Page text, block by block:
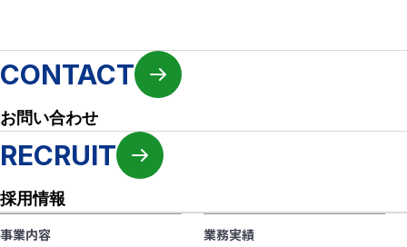
CONTACT
お問い合わせ
RECRUIT
採用情報
事業内容 業務実績